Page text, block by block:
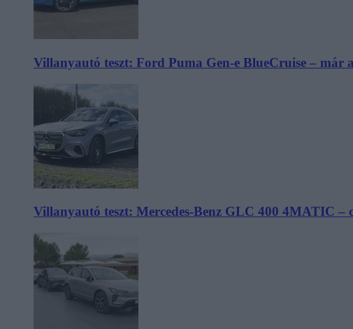
Villanyautó teszt: Ford Puma Gen-e BlueCruise – már
Villanyautó teszt: Mercedes-Benz GLC 400 4MATIC –